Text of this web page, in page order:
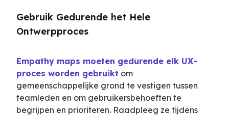
Gebruik Gedurende het Hele
Ontwerpproces
Empathy maps moeten gedurende elk UX-
proces worden gebruikt om
gemeenschappelijke grond te vestigen tussen
teamleden en om gebruikersbehoeften te
begrijpen en prioriteren. Raadpleeg ze tijdens